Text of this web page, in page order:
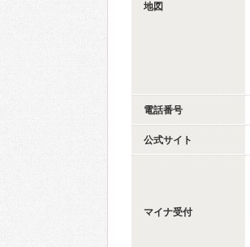
地図
電話番号
公式サイト
マイナ受付